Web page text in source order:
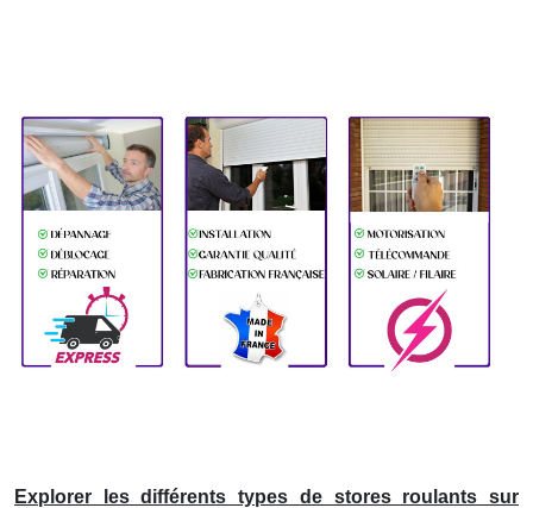
Explorer les différents types de stores roulants sur